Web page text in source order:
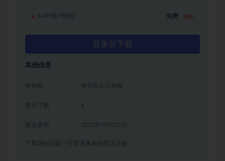
SVIP用户特权： 免费
登录后下载
其他信息
有效期 购买后永久有效
累计下载 1
2022年09月02日
下载遇到问题？可联系客服或留言反馈